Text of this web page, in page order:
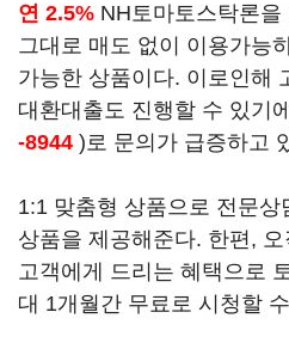
연 2.5% NH토마토스탁론
그대로 매도 없이 이용가능
가능한 상품이다. 이로인해
대환대출도 진행할 수 있기
-8944 )로 문의가 급증하고
1:1 맞춤형 상품으로 전문상
상품을 제공해준다. 한편,
고객에게 드리는 혜택으로
대 1개월간 무료로 시청할